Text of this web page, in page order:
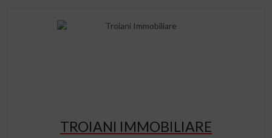
TROIANI IMMOBILIARE